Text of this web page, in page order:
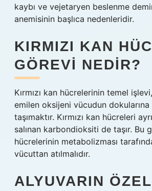
kaybı ve vejetaryen beslenme
anemisinin başlıca nedenleridir.
KIRMIZI KAN
GÖREVI NEDIR?
Kırmızı kan hücrelerinin temel
emilen oksijeni vücudun dokularına
taşımaktır. Kırmızı kan hücreleri
salınan karbondioksiti de taşır. Bu
hücrelerinin metabolizması
vücuttan atılmalıdır.
ALYUVARIN